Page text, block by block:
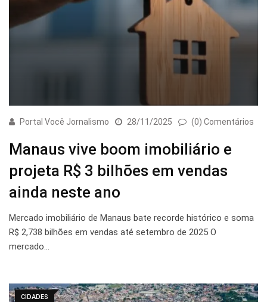
Portal Você Jornalismo 28/11/2025 (0) Comentários
Manaus vive boom imobiliário e
projeta R$ 3 bilhões em vendas
ainda neste ano
Mercado imobiliário de Manaus bate recorde histórico e soma
R$ 2,738 bilhões em vendas até setembro de 2025 O
mercado…
CIDADES